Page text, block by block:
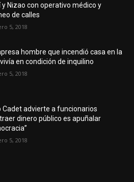
y Nizao con operativo médico y
de calles
5, 2018
hombre que incendió casa en la
en condición de inquilino
5, 2018
Cadet advierte a funcionarios
dinero público es apuñalar
5, 2018